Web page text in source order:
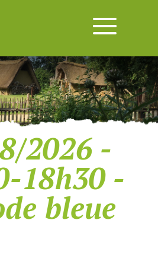
2026 -
18h30 -
bleue